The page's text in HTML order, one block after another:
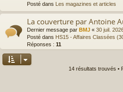
Posté dans Les magazines et articles
La couverture par Antoine
Dernier message par BMJ « 30 juil.
Posté dans HS15 - Affaires Classées
Réponses : 11
14 résultats trouvés •